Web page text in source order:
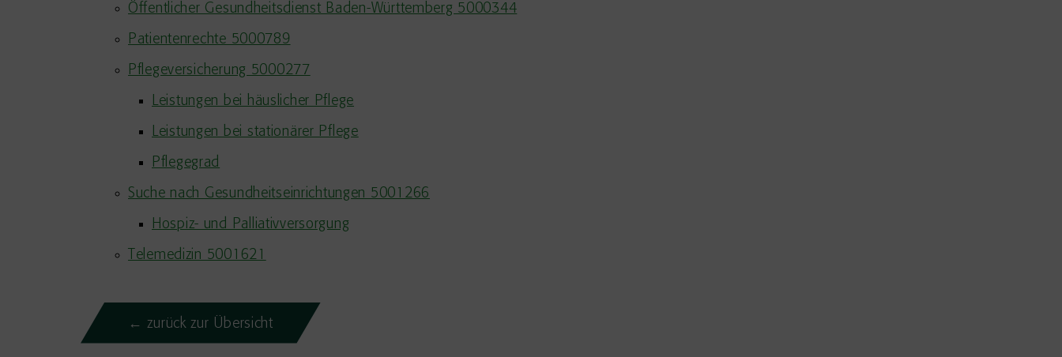
Öffentlicher Gesundheitsdienst Baden-Württemberg 5000344
Patientenrechte 5000789
Pflegeversicherung 5000277
Leistungen bei häuslicher Pflege
Leistungen bei stationärer Pflege
Pflegegrad
Suche nach Gesundheitseinrichtungen 5001266
Hospiz- und Palliativversorgung
Telemedizin 5001621
← zurück zur Übersicht